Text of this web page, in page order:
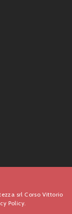
srl Corso Vittorio
Policy.